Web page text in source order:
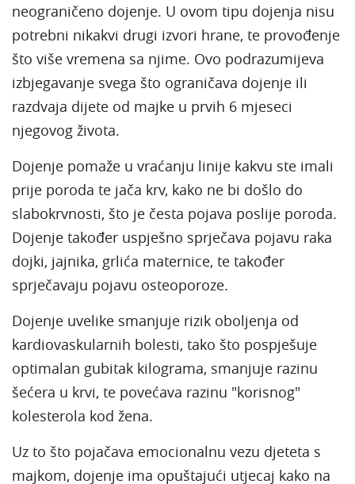
neograničeno dojenje. U ovom tipu dojenja nisu
potrebni nikakvi drugi izvori hrane, te provođenje
što više vremena sa njime. Ovo podrazumijeva
izbjegavanje svega što ograničava dojenje ili
razdvaja dijete od majke u prvih 6 mjeseci
njegovog života.
Dojenje pomaže u vraćanju linije kakvu ste imali
prije poroda te jača krv, kako ne bi došlo do
slabokrvnosti, što je česta pojava poslije poroda.
Dojenje također uspješno sprječava pojavu raka
dojki, jajnika, grlića maternice, te također
sprječavaju pojavu osteoporoze.
Dojenje uvelike smanjuje rizik oboljenja od
kardiovaskularnih bolesti, tako što pospješuje
optimalan gubitak kilograma, smanjuje razinu
šećera u krvi, te povećava razinu "korisnog"
kolesterola kod žena.
Uz to što pojačava emocionalnu vezu djeteta s
majkom, dojenje ima opuštajući utjecaj kako na